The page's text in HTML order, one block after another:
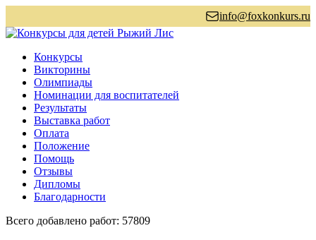
info@foxkonkurs.ru
Конкурсы
Викторины
Олимпиады
Номинации для воспитателей
Результаты
Выставка работ
Оплата
Положение
Помощь
Отзывы
Дипломы
Благодарности
Всего добавлено работ: 57809